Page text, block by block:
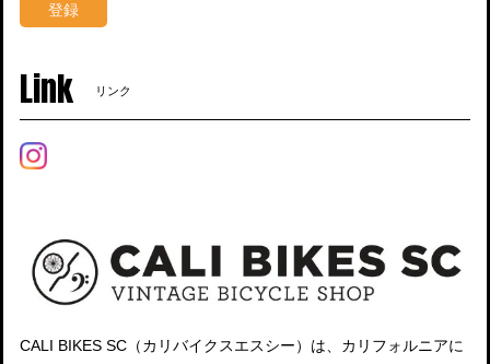
登録
Link リンク
CALI BIKES SC（カリバイクスエスシー）は、カリフォルニアに